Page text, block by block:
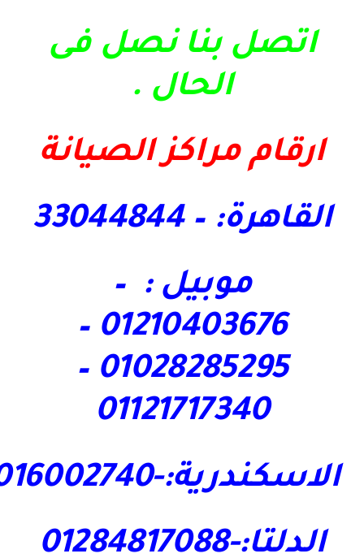
اتصل بنا نصل فى
الحال .
ارقام مراكز الصيانة
القاهرة: – 33044844
موبيل : –
01210403676 –
01028285295 –
01121717340
الاسكندرية:-01016002740
الدلتا:-01284817088